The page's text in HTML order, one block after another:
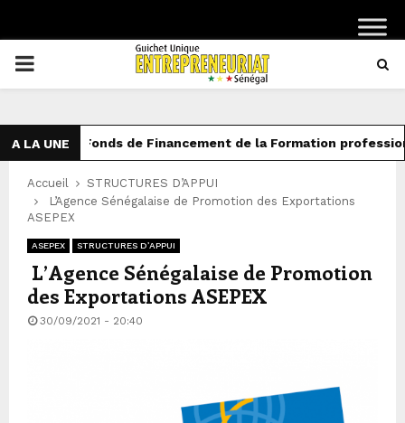
PRIMARY
A LA UNEFonds de Financement de la Formation
Accueil
STRUCTURES D’APPUI
L’Agence Sénégalaise de Promotion des Exportations
ASEPEX
ASEPEX STRUCTURES D’APPUI
L’Agence Sénégalaise de Promotion
des Exportations ASEPEX
30/09/2021 - 20:40